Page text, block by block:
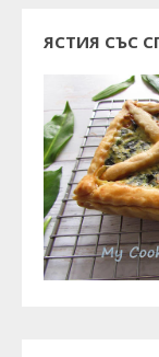
ЯСТИЯ СЪС